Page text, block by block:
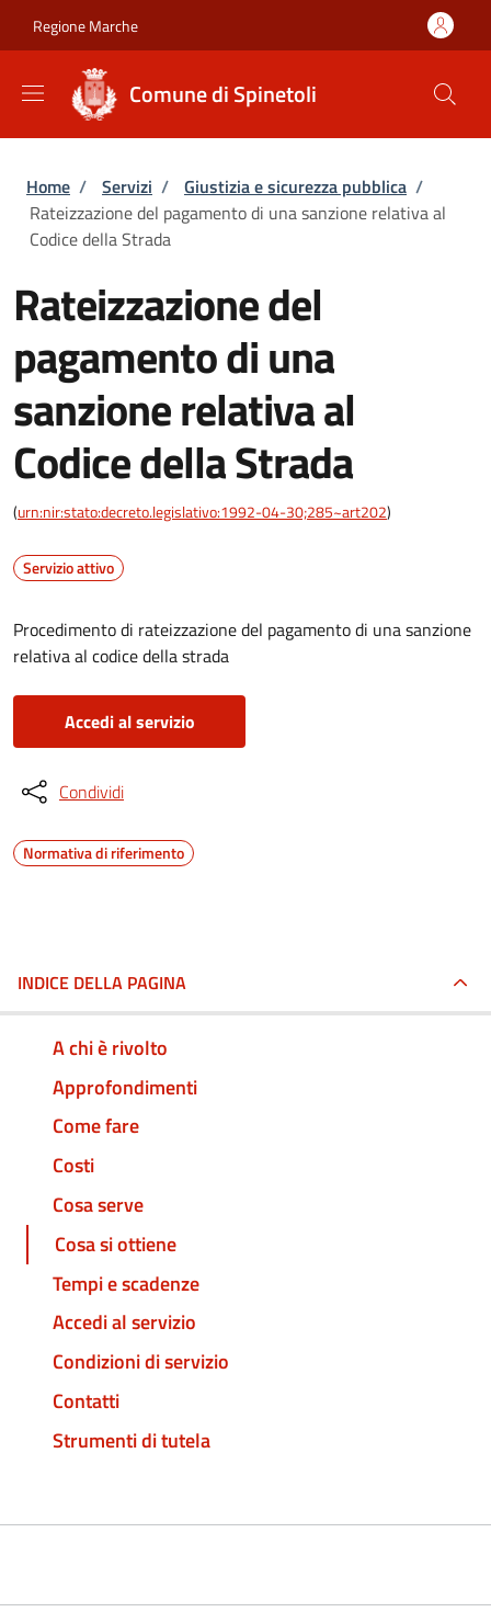
Regione Marche
Comune di Spinetoli
Briciole di pane
Home / Servizi / Giustizia e sicurezza pubblica /
Rateizzazione del pagamento di una sanzione relativa al
Codice della Strada
Rateizzazione del
pagamento di una
sanzione relativa al
Codice della Strada
(urn:nir:stato:decreto.legislativo:1992-04-30;285~art202)
Servizio attivo
Procedimento di rateizzazione del pagamento di una sanzione
relativa al codice della strada
Accedi al servizio
Condividi
Normativa di riferimento
INDICE DELLA PAGINA
A chi è rivolto
Approfondimenti
Come fare
Costi
Cosa serve
Cosa si ottiene
Tempi e scadenze
Accedi al servizio
Condizioni di servizio
Contatti
Strumenti di tutela